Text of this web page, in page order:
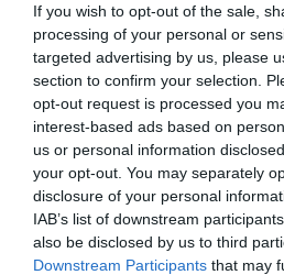
If you wish to opt-out of the sale,
processing of your personal or
targeted advertising by us, please
section to confirm your selection.
opt-out request is processed you
interest-based ads based on
us or personal information
your opt-out. You may separately
disclosure of your personal
IAB’s list of downstream
also be disclosed by us to third
Downstream Participants that may